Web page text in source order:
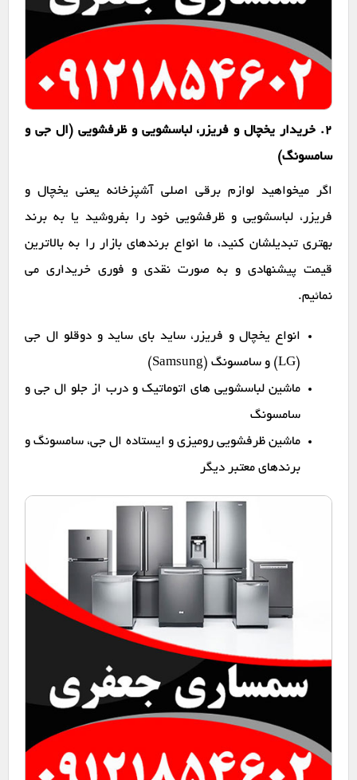
2. خریدار یخچال و فریزر، لباسشویی و ظرفشویی (ال جی و
سامسونگ)
اگر میخواهید لوازم برقی اصلی آشپزخانه یعنی یخچال و
فریزر، لباسشویی و ظرفشویی خود را بفروشید یا به برند
بهتری تبدیلشان کنید، ما انواع برندهای بازار را به بالاترین
قیمت پیشنهادی و به صورت نقدی و فوری خریداری می
نمائیم.
انواع یخچال و فریزر، ساید بای ساید و دوقلو ال جی
(LG) و سامسونگ (Samsung)
ماشین لباسشویی های اتوماتیک و درب از جلو ال جی و
سامسونگ
ماشین ظرفشویی رومیزی و ایستاده ال جی، سامسونگ و
برندهای معتبر دیگر